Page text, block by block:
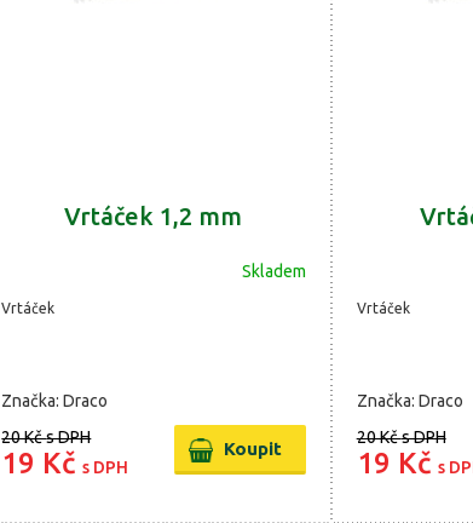
Vrtáček 1,2 mm
Skladem
Vrtáček
Značka: Draco
20 Kčs DPH
19 Kčs DPH
Vrtáček
Značka: Draco
20 Kčs DPH
19 Kč s